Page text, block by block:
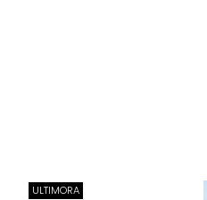
ULTIMORA